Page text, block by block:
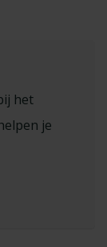
het
je